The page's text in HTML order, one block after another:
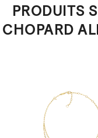
PRODUITS
CHOPARD